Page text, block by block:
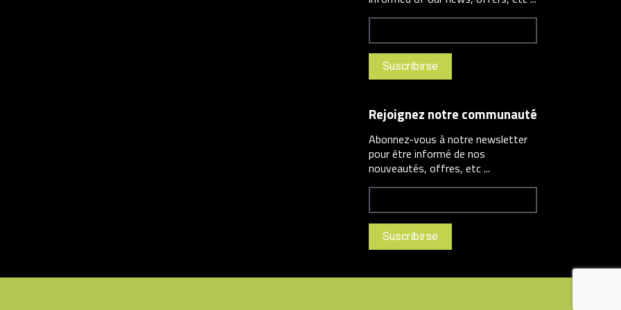
Rejoignez notre communauté
Abonnez-vous à notre newsletter
pour être informé de nos
nouveautés, offres, etc ...